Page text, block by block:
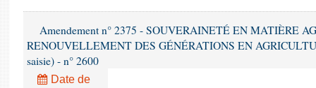
Amendement n° 2375 - SOUVERAINETÉ EN MATIÈRE
RENOUVELLEMENT DES GÉNÉRATIONS EN
saisie) - n° 2600
Date de